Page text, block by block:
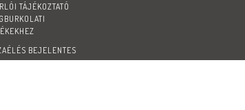
TÁJÉKOZTATÓ
BEJELENTES